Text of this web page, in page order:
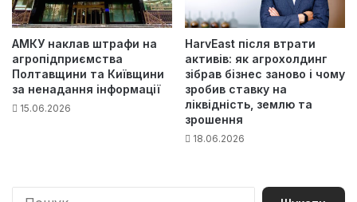
АМКУ наклав штрафи на
агропідприємства
Полтавщини та Київщини
за ненадання інформації
15.06.2026
HarvEast після втрати
активів: як агрохолдинг
зібрав бізнес заново і чому
зробив ставку на
ліквідність, землю та
зрошення
18.06.2026
П